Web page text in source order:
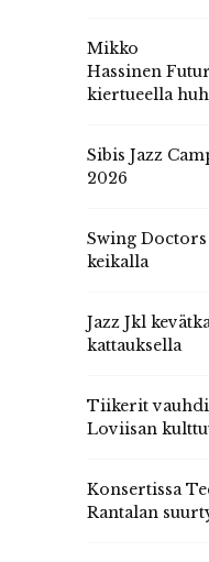
Mikko
Hassinen
kiertueella
Sibis Jazz
2026
Swing
keikalla
Jazz Jkl
kattauksella
Tiikerit
Loviisan
Konsertissa
Rantalan